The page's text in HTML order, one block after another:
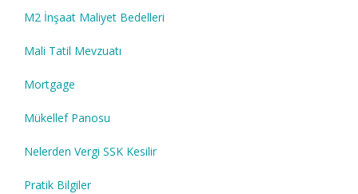
M2 İnşaat Maliyet Bedelleri
Mali Tatil Mevzuatı
Mortgage
Mükellef Panosu
Nelerden Vergi SSK Kesilir
Pratik Bilgiler